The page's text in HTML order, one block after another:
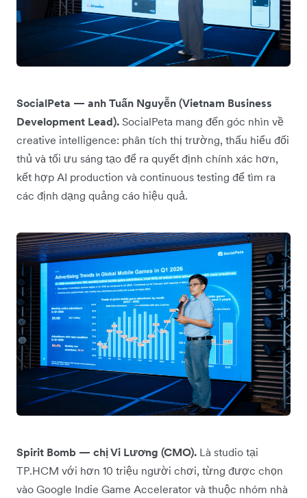
SocialPeta — anh Tuấn Nguyễn (Vietnam Business
Development Lead). SocialPeta mang đến góc nhìn về
creative intelligence: phân tích thị trường, thấu hiểu đối
thủ và tối ưu sáng tạo để ra quyết định chính xác hơn,
kết hợp AI production và continuous testing để tìm ra
các định dạng quảng cáo hiệu quả.
Spirit Bomb — chị Vi Lương (CMO). Là studio tại
TP.HCM với hơn 10 triệu người chơi, từng được chọn
vào Google Indie Game Accelerator và thuộc nhóm nhà